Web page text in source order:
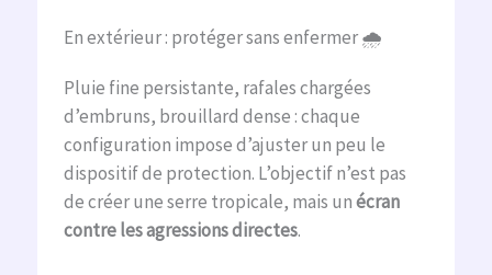
En extérieur : protéger sans enfermer 🌧️
Pluie fine persistante, rafales chargées
d’embruns, brouillard dense : chaque
configuration impose d’ajuster un peu le
dispositif de protection. L’objectif n’est pas
de créer une serre tropicale, mais unécran
contre les agressions directes.